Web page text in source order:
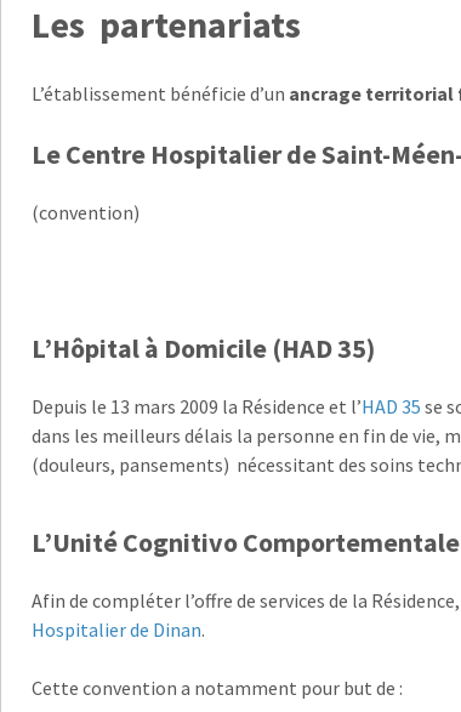
Les partenariats
L’établissement bénéficie d’un ancrage
Le Centre Hospitalier de Saint-
(convention)
L’Hôpital à Domicile (HAD 35)
Depuis le 13 mars 2009 la Résidence et l’HAD 35 se
dans les meilleurs délais la personne en fin de vie,
(douleurs, pansements) nécessitant des soins
L’Unité Cognitivo
Afin de compléter l’offre de services de la
Hospitalier de Dinan.
Cette convention a notamment pour but de :